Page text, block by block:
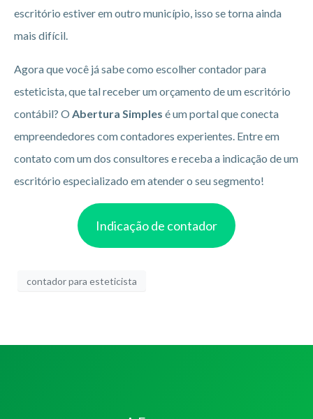
escritório estiver em outro município, isso se torna ainda
mais difícil.
Agora que você já sabe como escolher contador para
esteticista, que tal receber um orçamento de um escritório
contábil? O Abertura Simples é um portal que conecta
empreendedores com contadores experientes. Entre em
contato com um dos consultores e receba a indicação de um
escritório especializado em atender o seu segmento!
Indicação de contador
contador para esteticista